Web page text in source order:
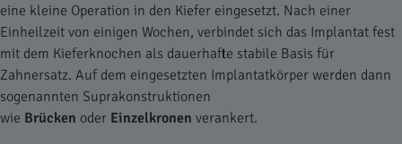
eine kleine Operation in den Kiefer eingesetzt. Nach einer
Einheilzeit von einigen Wochen, verbindet sich das Implantat fest
mit dem Kieferknochen als dauerhafte stabile Basis für
Zahnersatz. Auf dem eingesetzten Implantatkörper werden dann
sogenannten Suprakonstruktionen
wie Brücken oder Einzelkronen verankert.